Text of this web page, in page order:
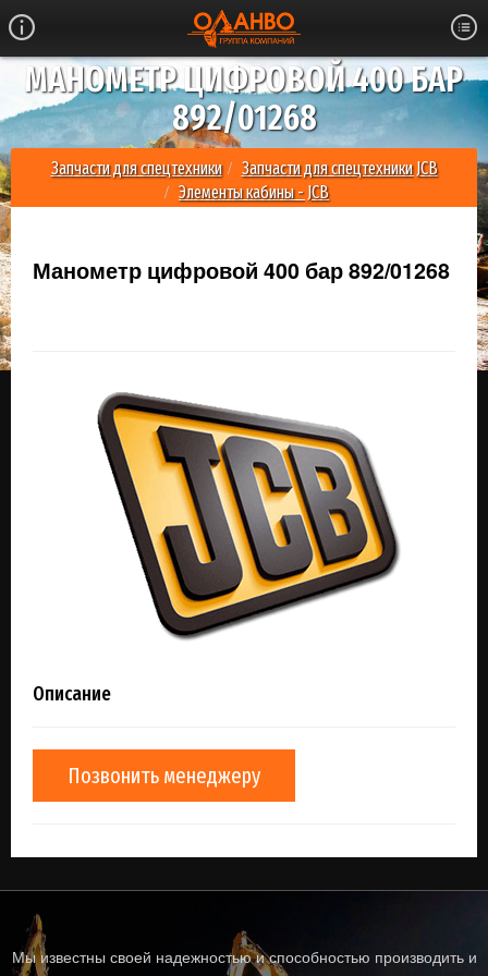
МАНОМЕТР ЦИФРОВОЙ 400 БАР
892/01268
Запчасти для спецтехники
Запчасти для спецтехники JCB
Элементы кабины - JCB
Манометр цифровой 400 бар 892/01268
Описание
Позвонить менеджеру
Мы известны своей надежностью и способностью производить и